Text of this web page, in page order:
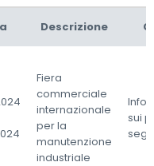
Descrizione
Fiera
commerciale
internazionale
per la
manutenzione
industriale
sui